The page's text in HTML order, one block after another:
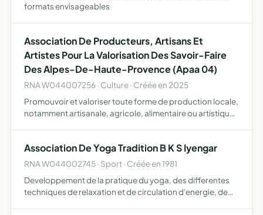
formats envisageables
Association De Producteurs, Artisans Et
Artistes Pour La Valorisation Des Savoir-Faire
Des Alpes-De-Haute-Provence (Apaa 04)
RNA W044007256 · Culture · Créée en 2025
Promouvoir et valoriser toute forme de production locale,
notamment artisanale, agricole, alimentaire ou artistique.
Association De Yoga Tradition B K S Iyengar
RNA W044002745 · Sport · Créée en 1981
Developpement de la pratique du yoga, des differentes
techniques de relaxation et de circulation d'energie, de